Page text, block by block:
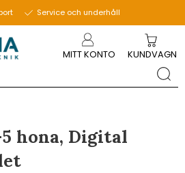
Service och underhåll
MITT KONTO KUNDVAGN
hona, Digital